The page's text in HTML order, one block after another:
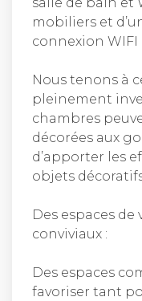
mobiliers et
connexion WIFI
Nous tenons à
pleinement
chambres
décorées aux
d’apporter les
objets
Des espaces
conviviaux :
Des espaces
favoriser tant